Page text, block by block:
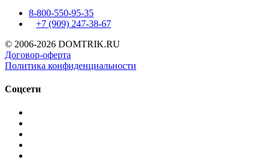
8-800-550-95-35
+7 (909) 247-38-67
© 2006-2026 DOMTRIK.RU
Договор-оферта
Политика конфиденциальности
Соцсети